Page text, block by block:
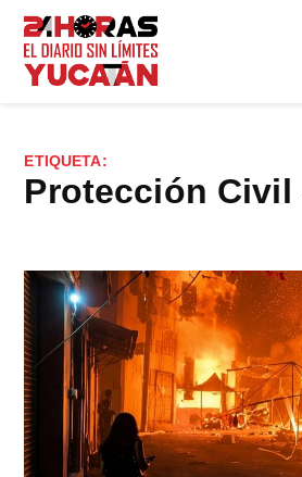
Saltar
contenido
ETIQUETA:
Protección